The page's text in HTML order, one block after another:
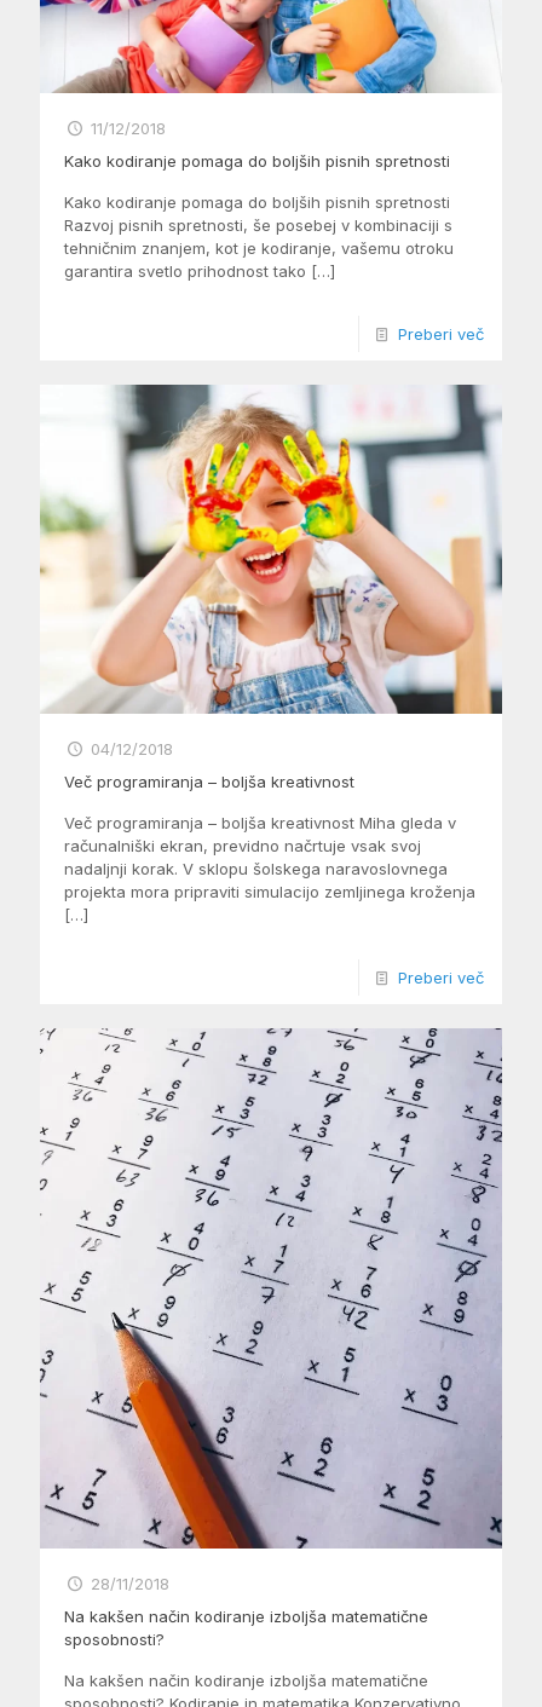
11/12/2018
Kako kodiranje pomaga do boljših pisnih spretnosti
Kako kodiranje pomaga do boljših pisnih spretnosti
Razvoj pisnih spretnosti, še posebej v kombinaciji s
tehničnim znanjem, kot je kodiranje, vašemu otroku
garantira svetlo prihodnost tako […]
Preberi več
04/12/2018
Več programiranja – boljša kreativnost
Več programiranja – boljša kreativnost Miha gleda v
računalniški ekran, previdno načrtuje vsak svoj
nadaljnji korak. V sklopu šolskega naravoslovnega
projekta mora pripraviti simulacijo zemljinega kroženja
[…]
Preberi več
28/11/2018
Na kakšen način kodiranje izboljša matematične
sposobnosti?
Na kakšen način kodiranje izboljša matematične